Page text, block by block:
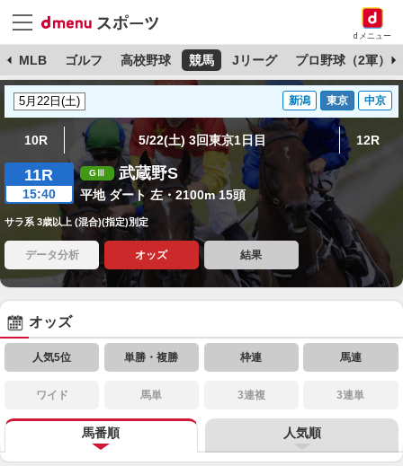
dメニュー
MLB ゴルフ 高校野球 競馬 Jリーグ プロ野球（2軍）
新潟 東京 中京
10R 5/22(土) 3回東京1日目 12R
11R
15:40
武蔵野S
平地 ダート 左・2100m 15頭
サラ系 3歳以上 (混合)(指定)別定
データ分析 オッズ 結果
オッズ
人気5位 単勝・複勝 枠連 馬連
ワイド 馬単 3連複 3連単
馬番順 人気順